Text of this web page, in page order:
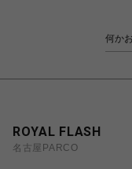
ROYAL FLASH
名古屋PARCO